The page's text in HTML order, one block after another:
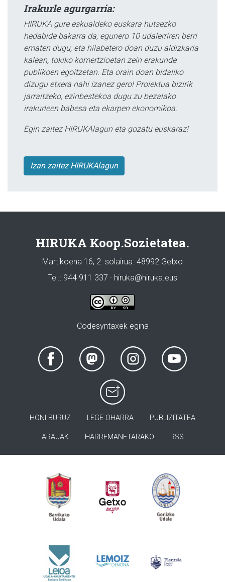
Irakurle agurgarria:
HIRUKA gure eskualdeko euskara hutsezko
hedabide bakarra da; egunero 10 udalerriren berri
ematen dugu, eta hilabetero doan duzu aldizkaria
kalean, tokiko komertzioetan zein erakunde
publikoen egoitzetan. Eta orain doan bidaliko
dizugu etxera nahi izanez gero! Proiektua bizirik
jarraitzeko, ezinbestekoa dugu zu bezalako
irakurleen babesa eta ekarpen ekonomikoa.
Egin zaitez HIRUKAlagun eta gozatu euskaraz!
Izan zaitez HIRUKAlagun
HIRUKA Koop.Sozietatea.
Martikoena 16, 2. solairua. 48992 Getxo
Tel.: 944 911 337 · hiruka@hiruka.eus
Codesyntaxek egina
HONI BURUZ LEGE OHARRA PUBLIZITATEA
ARAUAK HARREMANETARAKO RSS